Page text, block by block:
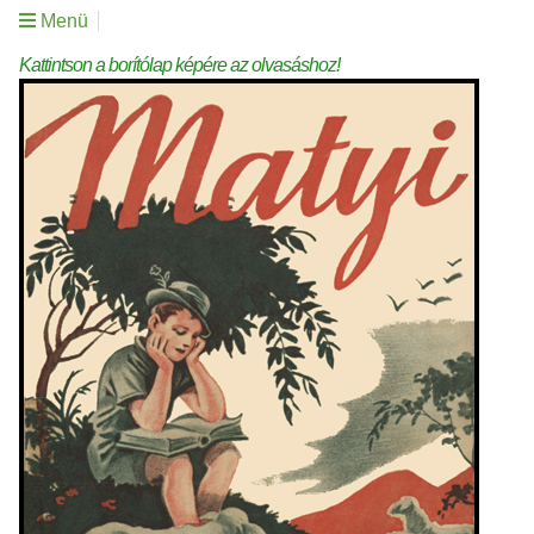
Menü
Kattintson a borítólap képére az olvasáshoz!